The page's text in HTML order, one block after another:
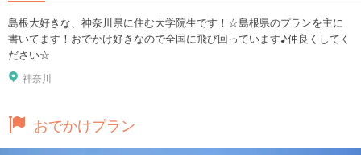
島根大好きな、神奈川県に住む大学院生です！☆島根県のプランを主に
書いてます！おでかけ好きなので全国に飛び回っています♪仲良くしてく
ださい☆
神奈川
おでかけプラン